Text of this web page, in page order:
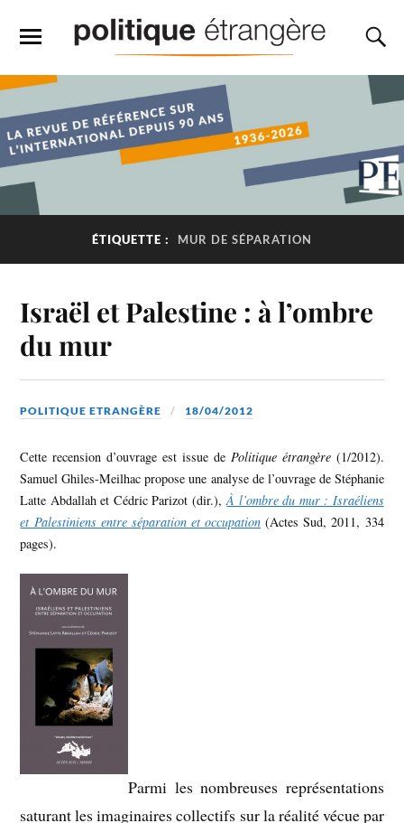
ÉTIQUETTE : MUR DE SÉPARATION
Israël et Palestine : à l’ombre
du mur
POLITIQUE ETRANGÈRE 18/04/2012
Cette recension d’ouvrage est issue de Politique étrangère(1/2012).
Samuel Ghiles-Meilhac propose une analyse de l’ouvrage de Stéphanie
Latte Abdallah et Cédric Parizot (dir.),À l’ombre du mur : Israéliens
et Palestiniens entre séparation et occupation (Actes Sud, 2011, 334
pages).
Parmi les nombreuses représentations
saturant les imaginaires collectifs sur la réalité vécue par